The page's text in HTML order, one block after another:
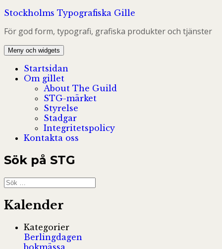
Hoppa
innehåll
Stockholms Typografiska Gille
För god form, typografi, grafiska produkter och tjänster
Meny och widgets
Startsidan
Om gillet
About The Guild
STG-märket
Styrelse
Stadgar
Integritetspolicy
Kontakta oss
Sök på STG
Sök
efter:
Kalender
Kategorier
Berlingdagen
bokmässa